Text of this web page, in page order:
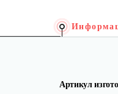
Артикул